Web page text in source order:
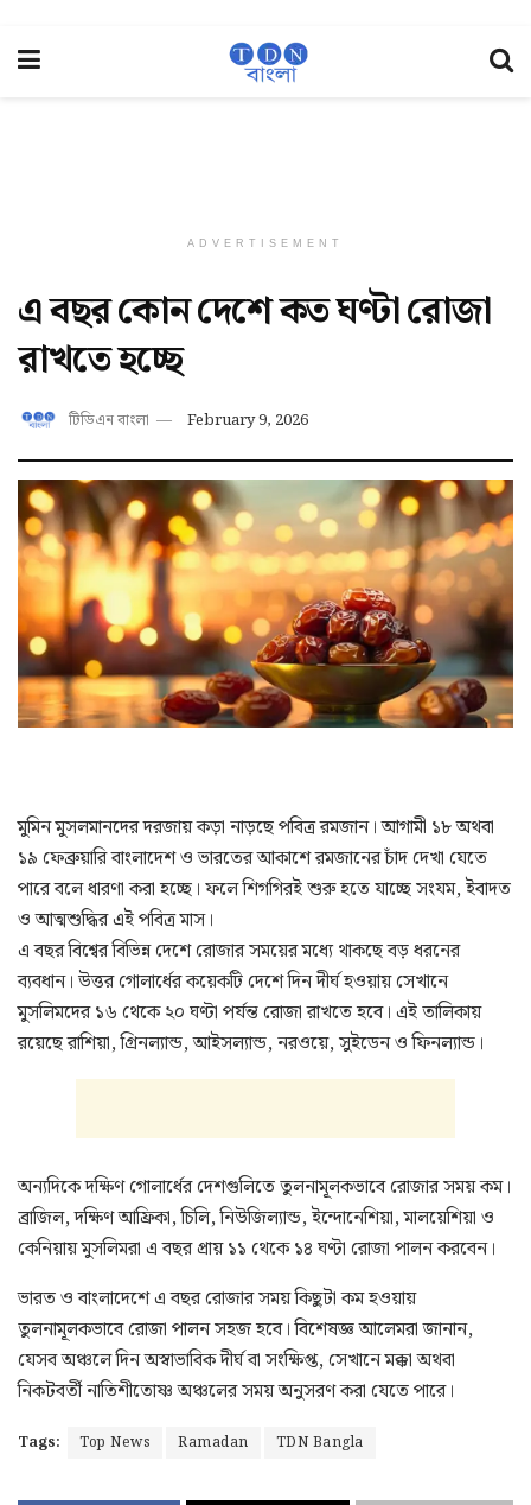
ADVERTISEMENT
এ বছর কোন দেশে কত ঘণ্টা রোজা
রাখতে হচ্ছে
টিডিএন বাংলা February 9, 2026
মুমিন মুসলমানদের দরজায় কড়া নাড়ছে পবিত্র রমজান। আগামী ১৮ অথবা
১৯ ফেব্রুয়ারি বাংলাদেশ ও ভারতের আকাশে রমজানের চাঁদ দেখা যেতে
পারে বলে ধারণা করা হচ্ছে। ফলে শিগগিরই শুরু হতে যাচ্ছে সংযম, ইবাদত
ও আত্মশুদ্ধির এই পবিত্র মাস।
এ বছর বিশ্বের বিভিন্ন দেশে রোজার সময়ের মধ্যে থাকছে বড় ধরনের
ব্যবধান। উত্তর গোলার্ধের কয়েকটি দেশে দিন দীর্ঘ হওয়ায় সেখানে
মুসলিমদের ১৬ থেকে ২০ ঘণ্টা পর্যন্ত রোজা রাখতে হবে। এই তালিকায়
রয়েছে রাশিয়া, গ্রিনল্যান্ড, আইসল্যান্ড, নরওয়ে, সুইডেন ও ফিনল্যান্ড।
অন্যদিকে দক্ষিণ গোলার্ধের দেশগুলিতে তুলনামূলকভাবে রোজার সময় কম।
ব্রাজিল, দক্ষিণ আফ্রিকা, চিলি, নিউজিল্যান্ড, ইন্দোনেশিয়া, মালয়েশিয়া ও
কেনিয়ায় মুসলিমরা এ বছর প্রায় ১১ থেকে ১৪ ঘণ্টা রোজা পালন করবেন।
ভারত ও বাংলাদেশে এ বছর রোজার সময় কিছুটা কম হওয়ায়
তুলনামূলকভাবে রোজা পালন সহজ হবে। বিশেষজ্ঞ আলেমরা জানান,
যেসব অঞ্চলে দিন অস্বাভাবিক দীর্ঘ বা সংক্ষিপ্ত, সেখানে মক্কা অথবা
নিকটবর্তী নাতিশীতোষ্ণ অঞ্চলের সময় অনুসরণ করা যেতে পারে।
Tags: Top News Ramadan TDN Bangla